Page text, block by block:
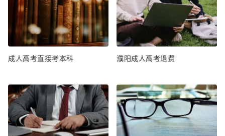
成人高考直接考本科 濮阳成人高考退费